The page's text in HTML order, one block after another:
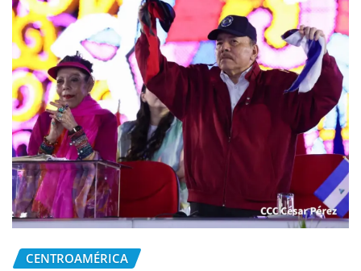
CENTROAMÉRICA